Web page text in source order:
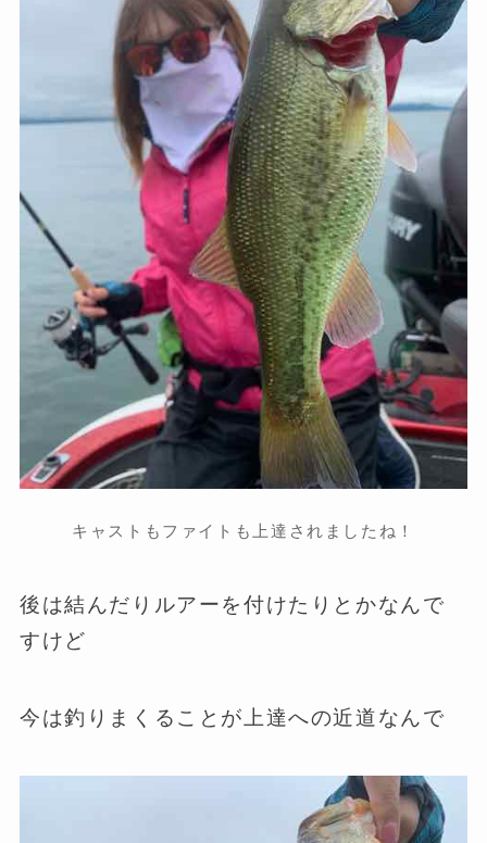
キャストもファイトも上達されましたね！
後は結んだりルアーを付けたりとかなんで
すけど
今は釣りまくることが上達への近道なんで